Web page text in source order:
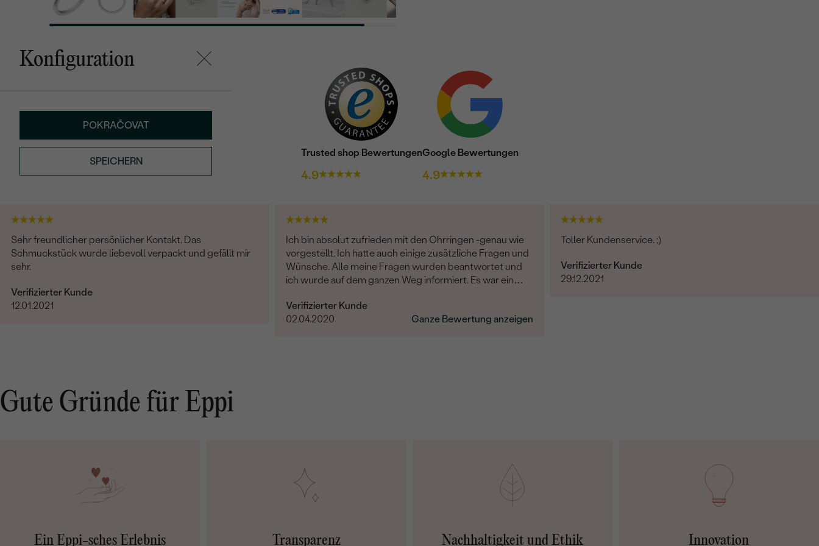
Konfiguration
POKRAČOVAT
SPEICHERN
Trusted shop Bewertungen
4.9
Google Bewertungen
4.9
Sehr freundlicher persönlicher Kontakt. Das
Schmuckstück wurde liebevoll verpackt und gefällt mir
sehr.
Verifizierter Kunde
12.01.2021
Ich bin absolut zufrieden mit den Ohrringen -genau wie
vorgestellt. Ich hatte auch einige zusätzliche Fragen und
Wünsche. Alle meine Fragen wurden beantwortet und
ich wurde auf dem ganzen Weg informiert. Es war ein
Verifizierter Kunde
02.04.2020
Ganze Bewertung anzeigen
Toller Kundenservice. ;)
Verifizierter Kunde
29.12.2021
Gute Gründe für Eppi
Ein Eppi-sches Erlebnis Transparenz Nachhaltigkeit und Ethik Innovation